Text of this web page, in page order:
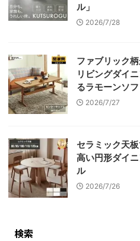
ル」
2026/7/28
ファブリック柄
リビングダイ
るラモーンソ
2026/7/27
セラミック天
高い円形ダイ
ル
2026/7/26
検索